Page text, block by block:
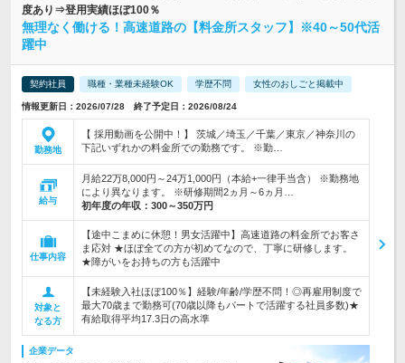
度あり⇒登用実績ほぼ100％
無理なく働ける！高速道路の【料金所スタッフ】※40～50代活
躍中
契約社員 職種・業種未経験OK 学歴不問 女性のおしごと掲載中
情報更新日：2026/07/28 終了予定日：2026/08/24
勤務地
【 採用動画を公開中！】 茨城／埼玉／千葉／東京／神奈川の
下記いずれかの料金所での勤務です。 ※勤…
給与
月給22万8,000円～24万1,000円（本給+一律手当含） ※勤務地
により異なります。 ※研修期間2ヵ月～6ヵ月…
初年度の年収： 300～350万円
仕事内容
【途中こまめに休憩！男女活躍中】高速道路の料金所でお客さ
ま応対 ★ほぼ全ての方が初めてなので、丁寧に研修します。
★障がいをお持ちの方も活躍中
対象と
なる方
【未経験入社ほぼ100％】経験/年齢/学歴不問！◎再雇用制度で
最大70歳まで勤務可(70歳以降もパートで活躍する社員多数)★
有給取得平均17.3日の高水準
企業データ